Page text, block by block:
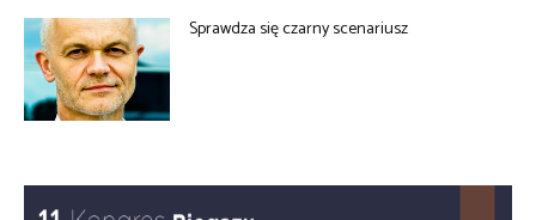
Sprawdza się czarny scenariusz